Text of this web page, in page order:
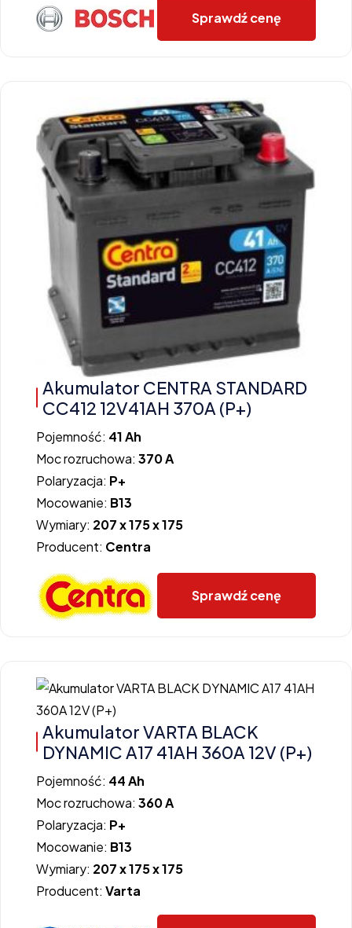
Sprawdź cenę
Akumulator CENTRA STANDARD
CC412 12V41AH 370A (P+)
Pojemność: 41 Ah
Moc rozruchowa: 370 A
Polaryzacja: P+
Mocowanie: B13
Wymiary: 207 x 175 x 175
Producent: Centra
Sprawdź cenę
Akumulator VARTA BLACK
DYNAMIC A17 41AH 360A 12V (P+)
Pojemność: 44 Ah
Moc rozruchowa: 360 A
Polaryzacja: P+
Mocowanie: B13
Wymiary: 207 x 175 x 175
Producent: Varta